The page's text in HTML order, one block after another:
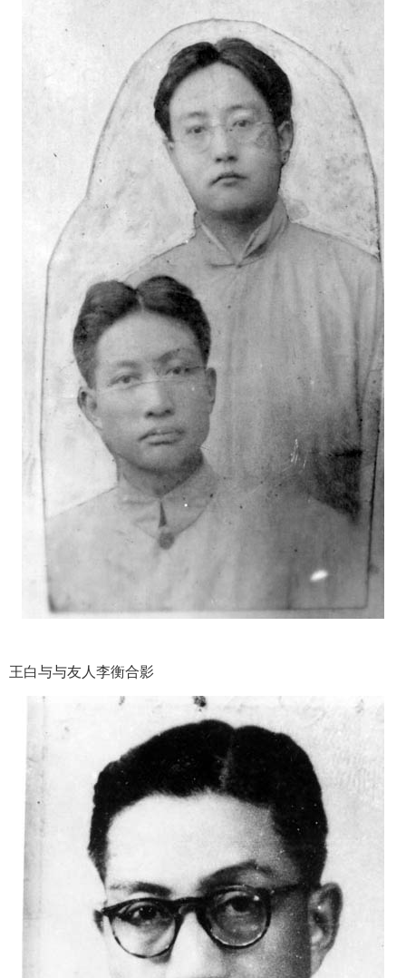
王白与与友人李衡合影